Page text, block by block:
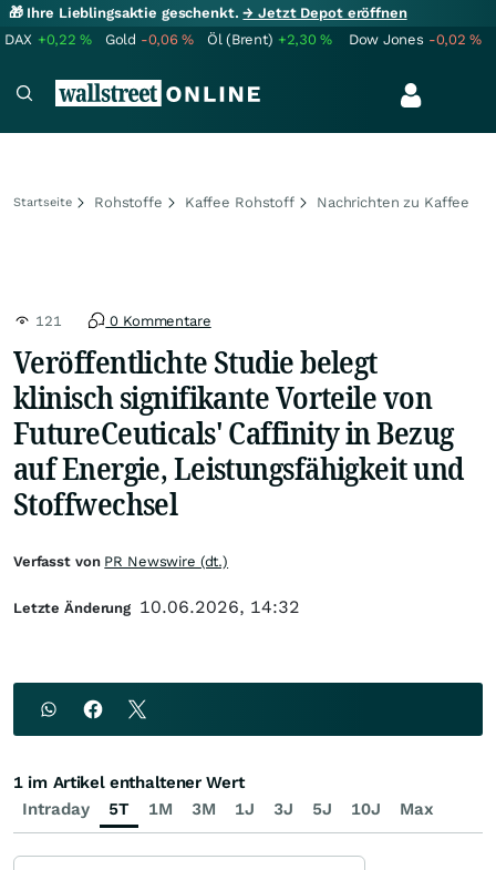
🎁 Ihre Lieblingsaktie geschenkt.→ Jetzt Depot eröffnen
DAX +0,22% Gold -0,06% Öl (Brent) +2,30% Dow Jones -0,02%
Startseite Rohstoffe Kaffee Rohstoff Nachrichten zu Kaffee
121 0 Kommentare
Veröffentlichte Studie belegt
klinisch signifikante Vorteile von
FutureCeuticals' Caffinity in Bezug
auf Energie, Leistungsfähigkeit und
Stoffwechsel
Verfasst von PR Newswire (dt.)
Letzte Änderung 10.06.2026, 14:32
Intraday 5T 1M 3M 1J 3J 5J 10J Max
1 im Artikel enthaltener Wert